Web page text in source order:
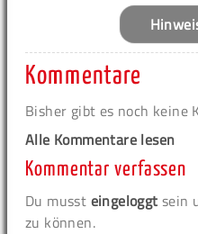
Kommentare
Bisher gibt es noch keine
Alle Kommentare lesen
Kommentar verfassen
Du musst eingeloggt sein
zu können.